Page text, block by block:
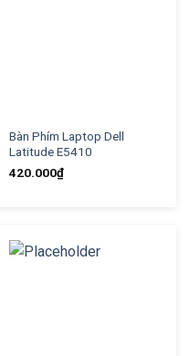
Bàn Phím Laptop Dell
Latitude E5410
420.000₫